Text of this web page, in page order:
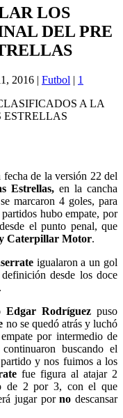
LOS
DEL PRE
2016 | Futbol | 1
de la versión 22 del
Estrellas, en la cancha
marcaron 4 goles, para
hubo empate, por
el punto penal, que
Caterpillar Motor.
igualaron a un gol
desde los doce
Edgar Rodríguezpuso
no se quedó atrás y luchó
por intermedio de
buscando el
y nos fuimos a los
fue figura al atajar 2
de 2 por 3, con el que
jugar porno descansar